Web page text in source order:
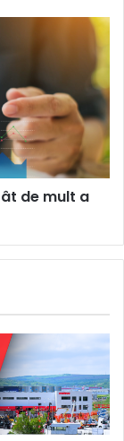
de mult a